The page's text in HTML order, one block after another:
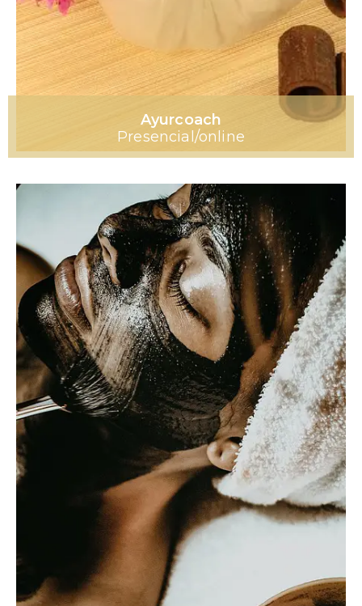
Ayurcoach
Presencial/online